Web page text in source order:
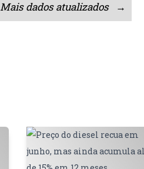
Mais dados atualizados →